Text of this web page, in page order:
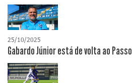
25/10/2025
Gabardo Júnior está de volta ao Passo